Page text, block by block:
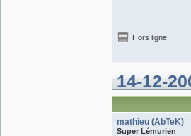
Hors ligne
14-12-
mathieu (AbTeK)
Super Lémurien